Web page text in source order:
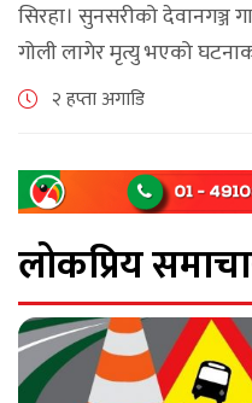
सिरहा। सुनसरीको देवानगञ्ज
गोली लागेर मृत्यु भएको
नगरपालिका–८ पुरानो चोक
पश्चिम राजमार्ग अवरुद्ध [...]
२ हप्ता अगाडि
लोकप्रिय